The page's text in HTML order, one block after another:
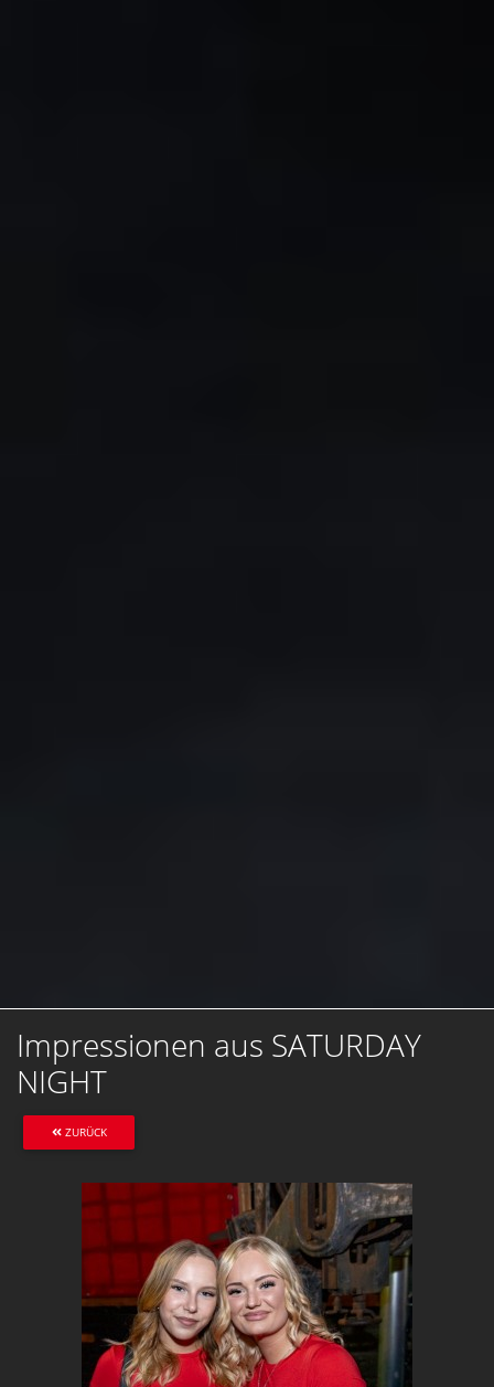
Impressionen aus SATURDAY
NIGHT
ZURÜCK